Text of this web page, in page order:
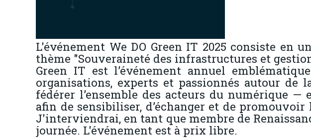
L'événement We DO Green IT 2025 consiste en
thème "Souveraineté des infrastructures et
Green IT est l’événement annuel
organisations, experts et passionnés autour de
fédérer l’ensemble des acteurs du numérique
afin de sensibiliser, d’échanger et de
J'interviendrai, en tant que membre de
journée. L'événement est à prix libre.